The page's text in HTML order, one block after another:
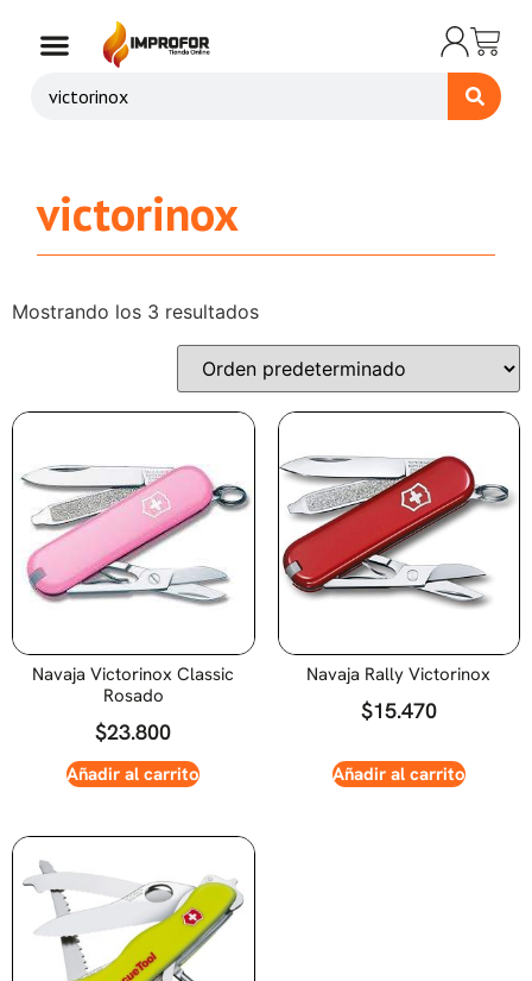
victorinox
Mostrando los 3 resultados
Navaja Victorinox Classic
Rosado
$23.800
Añadir al carrito
Navaja Rally Victorinox
$15.470
Añadir al carrito